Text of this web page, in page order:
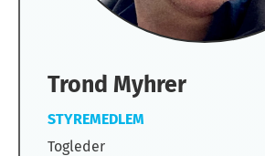
Trond Myhrer
STYREMEDLEM
Togleder